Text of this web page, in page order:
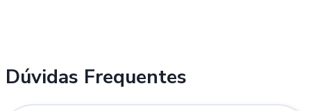
Dúvidas Frequentes